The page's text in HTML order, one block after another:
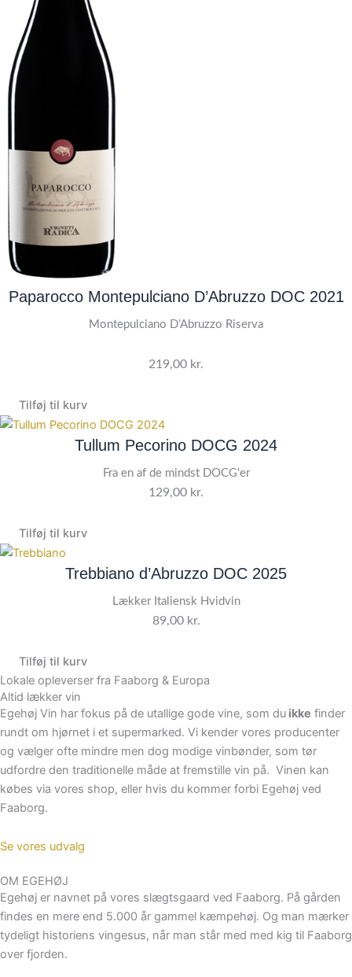
Paparocco Montepulciano D’Abruzzo DOC 2021
Montepulciano D’Abruzzo Riserva
219,00 kr.
Tilføj til kurv
Tullum Pecorino DOCG 2024
Fra en af de mindst DOCG'er
129,00 kr.
Tilføj til kurv
Trebbiano d’Abruzzo DOC 2025
Lækker Italiensk Hvidvin
89,00 kr.
Tilføj til kurv
Lokale opleverser fra Faaborg & Europa
Altid lækker vin
Egehøj Vin har fokus på de utallige gode vine, som du ikke finder
rundt om hjørnet i et supermarked. Vi kender vores producenter
og vælger ofte mindre men dog modige vinbønder, som tør
udfordre den traditionelle måde at fremstille vin på. Vinen kan
købes via vores shop, eller hvis du kommer forbi Egehøj ved
Faaborg.
Se vores udvalg
OM EGEHØJ
Egehøj er navnet på vores slægtsgaard ved Faaborg. På gården
findes en mere end 5.000 år gammel kæmpehøj. Og man mærker
tydeligt historiens vingesus, når man står med med kig til Faaborg
over fjorden.